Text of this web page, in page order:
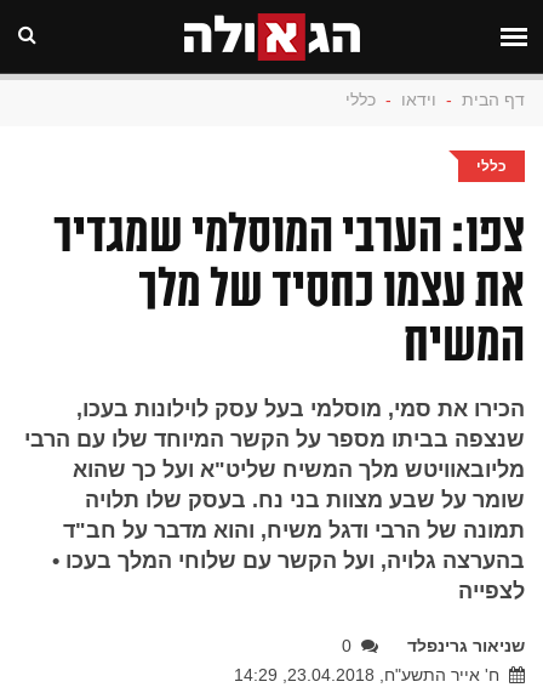
דף הבית - וידאו - כללי
כללי
צפו: הערבי המוסלמי שמגדיר
את עצמו כחסיד של מלך
המשיח
הכירו את סמי, מוסלמי בעל עסק לוילונות בעכו,
שנצפה בביתו מספר על הקשר המיוחד שלו עם הרבי
מליובאוויטש מלך המשיח שליט"א ועל כך שהוא
שומר על שבע מצוות בני נח. בעסק שלו תלויה
תמונה של הרבי ודגל משיח, והוא מדבר על חב"ד
בהערצה גלויה, ועל הקשר עם שלוחי המלך בעכו •
לצפייה
שניאור גרינפלד
0
ח' אייר התשע"ח, 23.04.2018, 14:29